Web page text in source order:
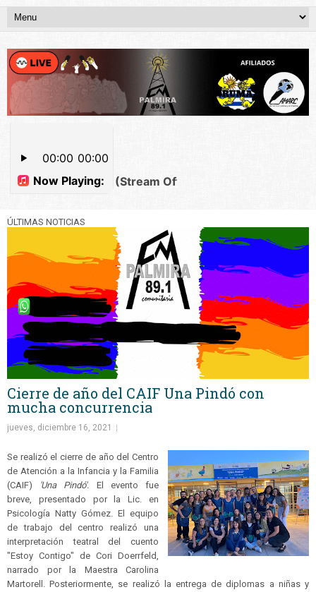
ÚLTIMAS NOTICIAS
Cierre de año del CAIF Una Pindó con
mucha concurrencia
jueves, diciembre 16, 2021
Se realizó el cierre de año del Centro
de Atención a la Infancia y la Familia
(CAIF) 'Una Pindó'. El evento fue
breve, presentado por la Lic. en
Psicología Natty Gómez. El equipo
de trabajo del centro realizó una
interpretación teatral del cuento
"Estoy Contigo" de Cori Doerrfeld,
narrado por la Maestra Carolina
Martorell. Posteriormente, se realizó la entrega de diplomas a niñas y